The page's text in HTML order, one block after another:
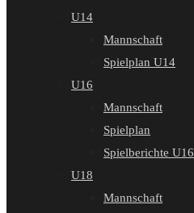
U14
Mannschaft
Spielplan U14
U16
Mannschaft
Spielplan
Spielberichte U16
U18
Mannschaft